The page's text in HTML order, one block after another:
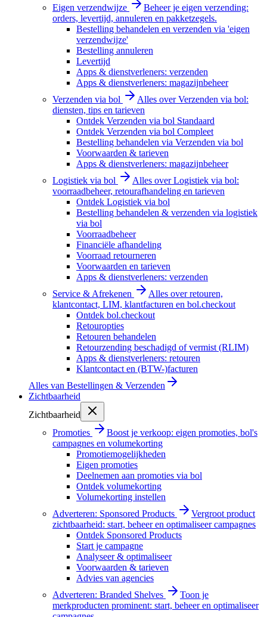
Eigen verzendwijze
Beheer je eigen verzending:
orders, levertijd, annuleren en pakketzegels.
Bestelling behandelen en verzenden via 'eigen
verzendwijze'
Bestelling annuleren
Levertijd
Apps & dienstverleners: verzenden
Apps & dienstverleners: magazijnbeheer
Verzenden via bol
Alles over Verzenden via bol:
diensten, tips en tarieven
Ontdek Verzenden via bol Standaard
Ontdek Verzenden via bol Compleet
Bestelling behandelen via Verzenden via bol
Voorwaarden & tarieven
Apps & dienstverleners: magazijnbeheer
Logistiek via bol
Alles over Logistiek via bol:
voorraadbeheer, retourafhandeling en tarieven
Ontdek Logistiek via bol
Bestelling behandelen & verzenden via logistiek
via bol
Voorraadbeheer
Financiële afhandeling
Voorraad retourneren
Voorwaarden en tarieven
Apps & dienstverleners: verzenden
Service & Afrekenen
Alles over retouren,
klantcontact, LIM, klantfacturen en bol.checkout
Ontdek bol.checkout
Retouropties
Retouren behandelen
Retourzending beschadigd of vermist (RLIM)
Apps & dienstverleners: retouren
Klantcontact en (BTW-)facturen
Alles van Bestellingen & Verzenden
Zichtbaarheid
Zichtbaarheid
Promoties
Boost je verkoop: eigen promoties, bol's
campagnes en volumekorting
Promotiemogelijkheden
Eigen promoties
Deelnemen aan promoties via bol
Ontdek volumekorting
Volumekorting instellen
Adverteren: Sponsored Products
Vergroot product
zichtbaarheid: start, beheer en optimaliseer campagnes
Ontdek Sponsored Products
Start je campagne
Analyseer & optimaliseer
Voorwaarden & tarieven
Advies van agencies
Adverteren: Branded Shelves
Toon je
merkproducten prominent: start, beheer en optimaliseer